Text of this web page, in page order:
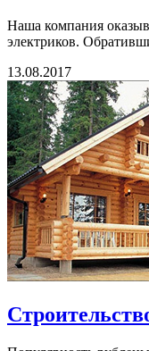
Наша компания
электриков.
13.08.2017